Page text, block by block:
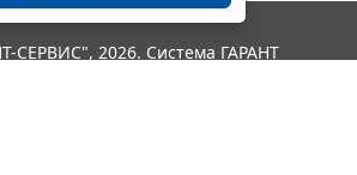
2026. Система ГАРАНТ